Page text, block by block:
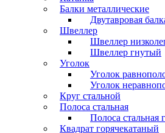
Балки металлические
Двутавровая
Швеллер
Швеллер
Швеллер гнутый
Уголок
Уголок
Уголок
Круг стальной
Полоса стальная
Полоса стальная
Квадрат горячекатаный